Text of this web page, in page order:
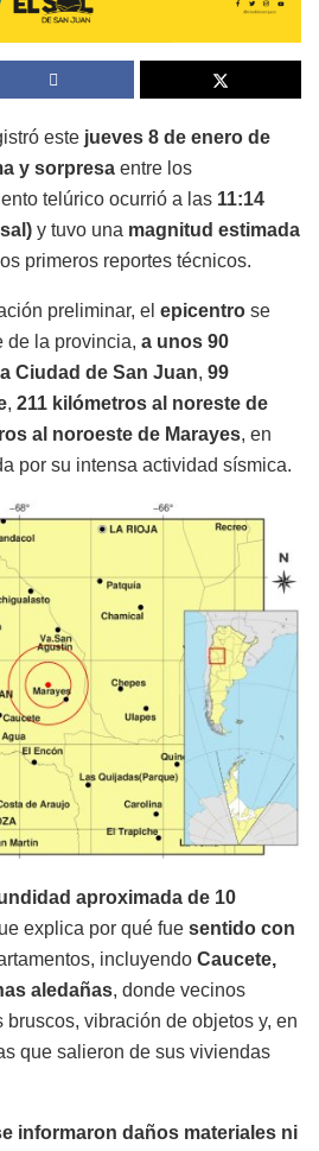
este jueves 8 de enero de
y sorpresa entre los
telúrico ocurrió a las 11:14
y tuvo una magnitud estimada
primeros reportes técnicos.
preliminar, el epicentro se
de la provincia, a unos 90
Ciudad de San Juan, 99
, 211 kilómetros al noreste de
al noroeste de Marayes, en
por su intensa actividad sísmica.
aproximada de 10
explica por qué fue sentido con
incluyendo Caucete,
aledañas, donde vecinos
bruscos, vibración de objetos y, en
que salieron de sus viviendas
informaron daños materiales ni